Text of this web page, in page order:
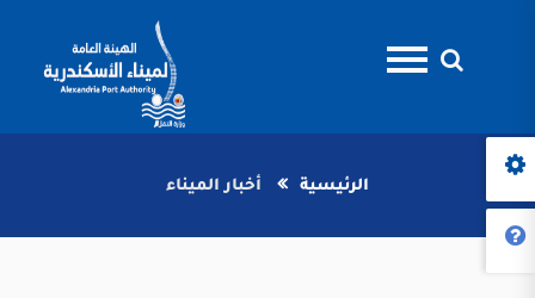
الرئيسية أخبار الميناء